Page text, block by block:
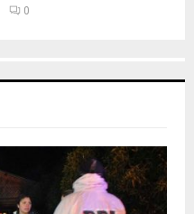
0